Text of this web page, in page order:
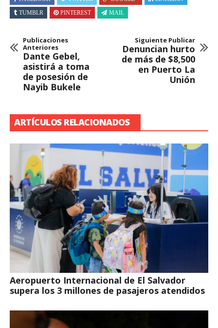
TUMBLR
PINTEREST MAIL
Publicaciones
Anteriores
Dante Gebel,
asistirá a toma
de posesión de
Nayib Bukele
Siguiente Publicar
Denuncian hurto
de más de $8,500
en Puerto La
Unión
ARTÍCULOS RELACIONADOS
Aeropuerto Internacional de El Salvador
supera los 3 millones de pasajeros atendidos